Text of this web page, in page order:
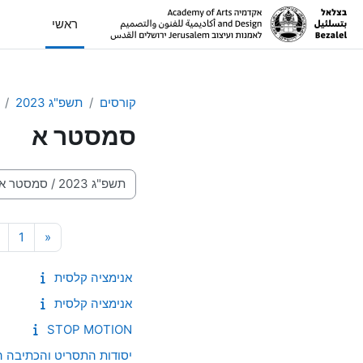
דילוג לתוכן הראשי
ראשי
קורסים תשפ"ג 2023
סמסטר א
קטגוריות קורסים
« העמוד
1
אנימציה קלסית
אנימציה קלסית
STOP MOTION
יסודות התסריט